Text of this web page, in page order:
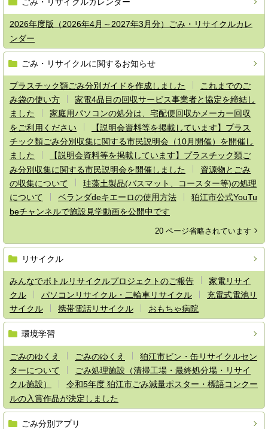
2026年度版（2026年4月～2027年3月分）ごみ・リサイクルカレ
ンダー
ごみ・リサイクルに関するお知らせ
プラスチック類ごみ分別ガイドを作成しました
これまでのご
み袋の使い方
家電4品目の回収サービス事業者と協定を締結し
ました
家庭用パソコンの処分は、宅配便回収かメーカー回収
をご利用ください
【説明会資料等を掲載しています】プラス
チック類ごみ分別収集に関する市民説明会（10月開催）を開催し
ました
【説明会資料等を掲載しています】プラスチック類ご
み分別収集に関する市民説明会を開催しました
資源物とごみ
の収集について
珪藻土製品(バスマット、コースター等)の処理
について
ベランダdeキエーロの使用方法
狛江市公式YouTu
beチャンネルで施設見学動画を公開中です
20 ページ省略されています
リサイクル
みんなでボトルリサイクルプロジェクトのご報告
家電リサイ
クル
パソコンリサイクル・二輪車リサイクル
充電式電池リ
サイクル
携帯電話リサイクル おもちゃ病院
環境学習
ごみのゆくえ ごみのゆくえ
狛江市ビン・缶リサイクルセン
ターについて
ごみ処理施設（清掃工場・最終処分場・リサイ
クル施設）
令和5年度 狛江市ごみ減量ポスター・標語コンクー
ルの入賞作品が決定しました
ごみ分別アプリ